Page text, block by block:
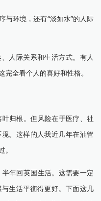
与环境，还有“淡如水”的人际
人际关系和生活方式。有人
全看个人的喜好和性格。
归根。但风险在于医疗、社
。这样的人我近几年在油管
年回英国生活。这需要一定
生活平衡得更好。下面这几